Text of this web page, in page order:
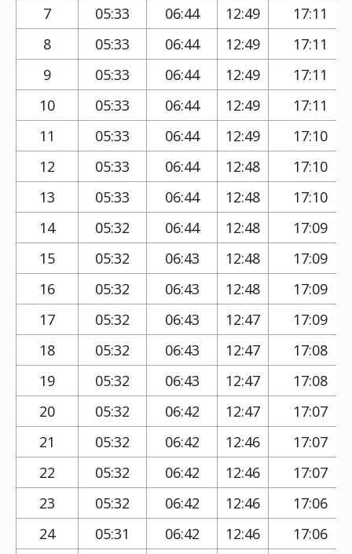
7
05:33 06:44 12:49
17:11
8
05:33 06:44 12:49
17:11
9
05:33 06:44 12:49
17:11
10
05:33 06:44 12:49
17:11
11
05:33 06:44 12:49
17:10
12
05:33 06:44 12:48
17:10
13
05:33 06:44 12:48
17:10
14
05:32 06:44 12:48
17:09
15
05:32 06:43 12:48
17:09
16
05:32 06:43 12:48
17:09
17
05:32 06:43 12:47
17:09
18
05:32 06:43 12:47
17:08
19
05:32 06:43 12:47
17:08
20
05:32 06:42 12:47
17:07
21
05:32 06:42 12:46
17:07
22
05:32 06:42 12:46
17:07
23
05:32 06:42 12:46
17:06
24
05:31 06:42 12:46 17:06